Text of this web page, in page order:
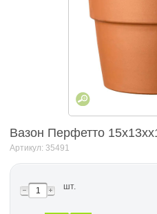
Вазон Перфетто
Артикул: 35491
шт.